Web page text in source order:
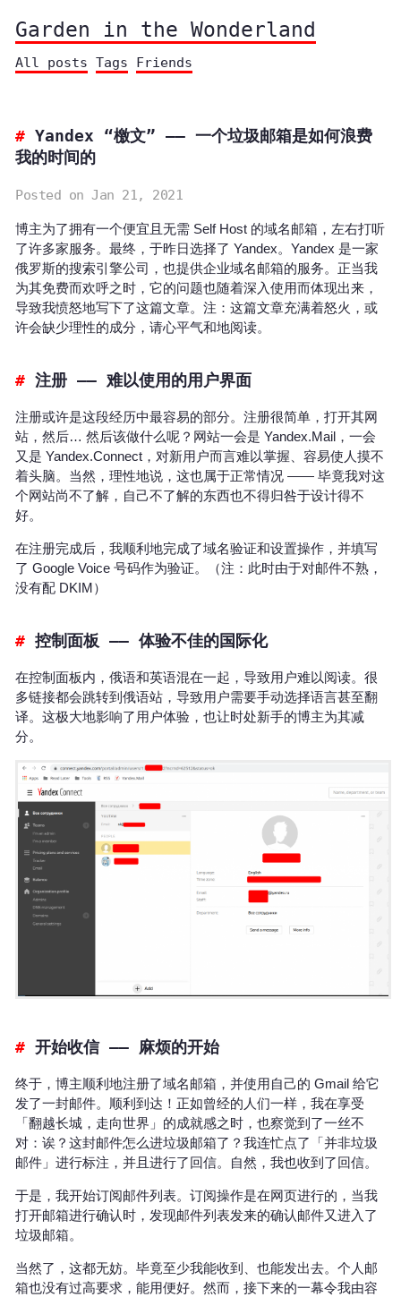
Garden in the Wonderland
All posts Tags Friends
Yandex “檄文” —— 一个垃圾邮箱是如何浪费
我的时间的
Posted on Jan 21, 2021
博主为了拥有一个便宜且无需 Self Host 的域名邮箱，左右打听
了许多家服务。最终，于昨日选择了 Yandex。Yandex 是一家
俄罗斯的搜索引擎公司，也提供企业域名邮箱的服务。正当我
为其免费而欢呼之时，它的问题也随着深入使用而体现出来，
导致我愤怒地写下了这篇文章。注：这篇文章充满着怒火，或
许会缺少理性的成分，请心平气和地阅读。
注册 —— 难以使用的用户界面
注册或许是这段经历中最容易的部分。注册很简单，打开其网
站，然后… 然后该做什么呢？网站一会是 Yandex.Mail，一会
又是 Yandex.Connect，对新用户而言难以掌握、容易使人摸不
着头脑。当然，理性地说，这也属于正常情况 —— 毕竟我对这
个网站尚不了解，自己不了解的东西也不得归咎于设计得不
好。
在注册完成后，我顺利地完成了域名验证和设置操作，并填写
了 Google Voice 号码作为验证。（注：此时由于对邮件不熟，
没有配 DKIM）
控制面板 —— 体验不佳的国际化
在控制面板内，俄语和英语混在一起，导致用户难以阅读。很
多链接都会跳转到俄语站，导致用户需要手动选择语言甚至翻
译。这极大地影响了用户体验，也让时处新手的博主为其减
分。
开始收信 —— 麻烦的开始
终于，博主顺利地注册了域名邮箱，并使用自己的 Gmail 给它
发了一封邮件。顺利到达！正如曾经的人们一样，我在享受
「翻越长城，走向世界」的成就感之时，也察觉到了一丝不
对：诶？这封邮件怎么进垃圾邮箱了？我连忙点了「并非垃圾
邮件」进行标注，并且进行了回信。自然，我也收到了回信。
于是，我开始订阅邮件列表。订阅操作是在网页进行的，当我
打开邮箱进行确认时，发现邮件列表发来的确认邮件又进入了
垃圾邮箱。
当然了，这都无妨。毕竟至少我能收到、也能发出去。个人邮
箱也没有过高要求，能用便好。然而，接下来的一幕令我由容